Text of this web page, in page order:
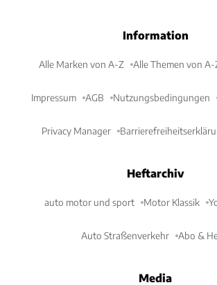
Information
Alle Marken von A-Z Alle Themen von A-
Impressum AGB Nutzungsbedingungen
Privacy Manager
Heftarchiv
auto motor und sport Motor Klassik
Auto Straßenverkehr Abo &
Media